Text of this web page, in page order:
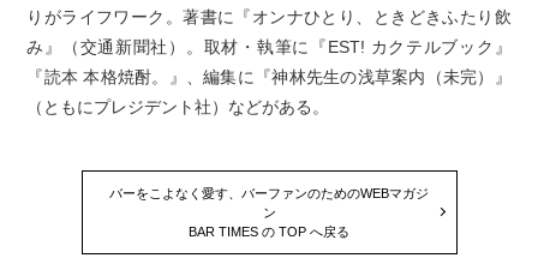
りがライフワーク。著書に『オンナひとり、ときどきふたり飲
み』（交通新聞社）。取材・執筆に『EST! カクテルブック』
『読本 本格焼酎。』、編集に『神林先生の浅草案内（未完）』
（ともにプレジデント社）などがある。
バーをこよなく愛す、バーファンのためのWEBマガジ
ン
BAR TIMES の TOP へ戻る